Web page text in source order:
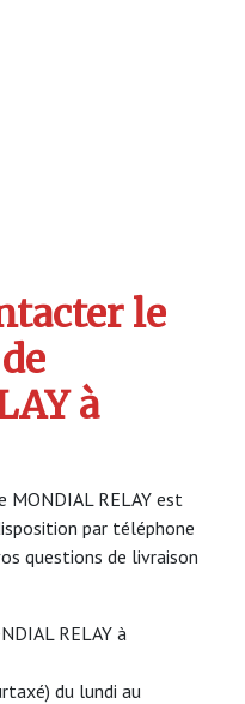
le
à
MONDIAL RELAY est
par téléphone
questions de livraison
RELAY à
du lundi au